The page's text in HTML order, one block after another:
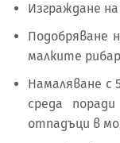
Изграждане
Подобряване
малките
Намаляване с
среда
отпадъци в